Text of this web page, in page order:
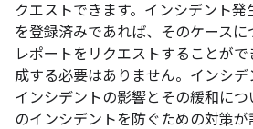
クエストできます。インシデント発
を登録済みであれば、そのケース
レポートをリクエストすることが
成する必要はありません。インシデ
インシデントの影響とその緩和に
のインシデントを防ぐための対策が